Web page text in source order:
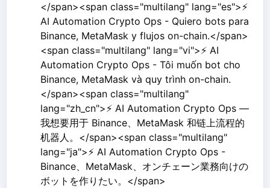
</span><span class="multilang" lang="es">⚡
AI Automation Crypto Ops - Quiero bots para
Binance, MetaMask y flujos on-chain.</span>
<span class="multilang" lang="vi">⚡ AI
Automation Crypto Ops - Tôi muốn bot cho
Binance, MetaMask và quy trình on-chain.
</span><span class="multilang"
lang="zh_cn">⚡ AI Automation Crypto Ops —
我想要用于 Binance、MetaMask 和链上流程的
机器人。</span><span class="multilang"
lang="ja">⚡ AI Automation Crypto Ops -
Binance、MetaMask、オンチェーン業務向けの
ボットを作りたい。</span>